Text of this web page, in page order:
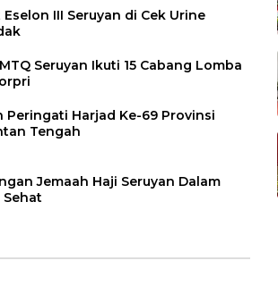
Eselon III Seruyan di Cek Urine
Seruyan Ikuti 15 Cabang Lomba
Peringati Harjad Ke-69 Provinsi
Tengah
Jemaah Haji Seruyan Dalam
Sehat